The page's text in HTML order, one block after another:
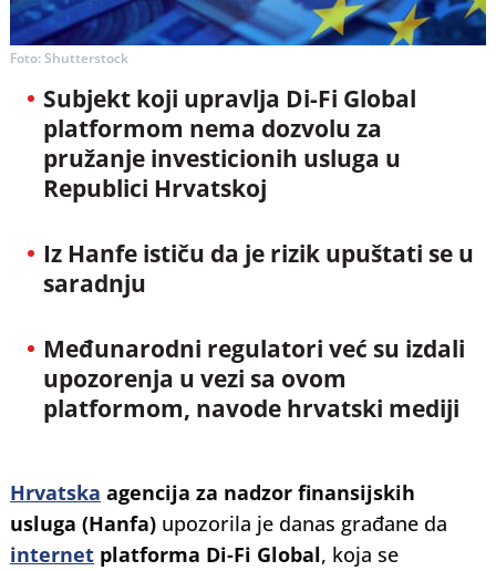
Foto: Shutterstock
Subjekt koji upravlja Di-Fi Global
platformom nema dozvolu za
pružanje investicionih usluga u
Republici Hrvatskoj
Iz Hanfe ističu da je rizik upuštati se u
saradnju
Međunarodni regulatori već su izdali
upozorenja u vezi sa ovom
platformom, navode hrvatski mediji
Hrvatska agencija za nadzor finansijskih
usluga (Hanfa) upozorila je danas građane da
internet platforma Di-Fi Global, koja se